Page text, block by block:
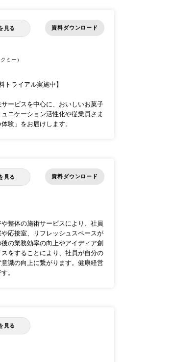
見る 資料ダウンロード
ミー）
トライアル実施中】
ービスを中心に、おいしいお菓子
ニケーション活性化や従業員さま
験」をお届けします。
見る 資料ダウンロード
整体の施術サービスにより、社員
応接室、リフレッシュスペースが
の業務効率の向上やアイディア創
をすることにより、社員が自分の
識の向上に繋がります。健康経営
。
見る